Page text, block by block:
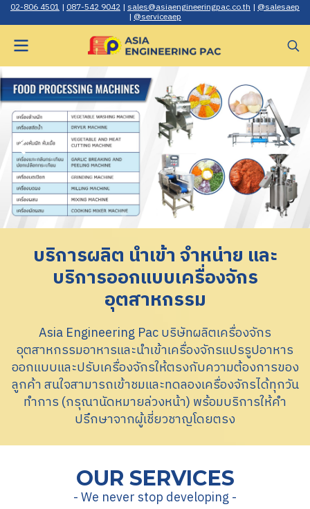
02-806 4501 | 087-542 9042 | sales@asiaengineerin gpac.co.th | @salesaep
| @serviceaep
บริการผลิต นำเข้า จำหน่าย และ
บริการออกแบบเครื่องจักร
อุตสาหกรรม
Asia Engineering Pac บริษัทผลิตเครื่องจักร
อุตสาหกรรมอาหารและนำเข้าเครื่องจักรแปรรูปอาหาร
ออกแบบและปรับเครื่องจักรให้ตรงกับความต้องการของ
ลูกค้า สนใจสามารถเข้าชมและทดลองเครื่องจักรได้ทุกวัน
ทำการ (กรุณานัดหมายล่วงหน้า) พร้อมบริการให้คำ
ปรึกษาจากผู้เชี่ยวชาญโดยตรง
OUR SERVICES
- We never stop developing -